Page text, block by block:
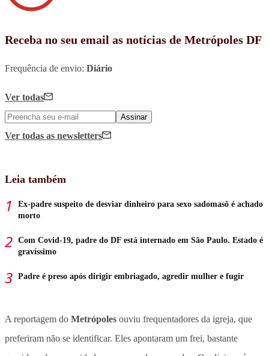
Receba no seu email as notícias de Metrópoles DF
Frequência de envio: Diário
Ver todas
Assinar
Ver todas as newsletters
Leia também
Ex-padre suspeito de desviar dinheiro para sexo sadomasô é achado
morto
Com Covid-19, padre do DF está internado em São Paulo. Estado é
gravíssimo
Padre é preso após dirigir embriagado, agredir mulher e fugir
A reportagem do Metrópoles ouviu frequentadores da igreja, que
preferiram não se identificar. Eles apontaram um frei, bastante